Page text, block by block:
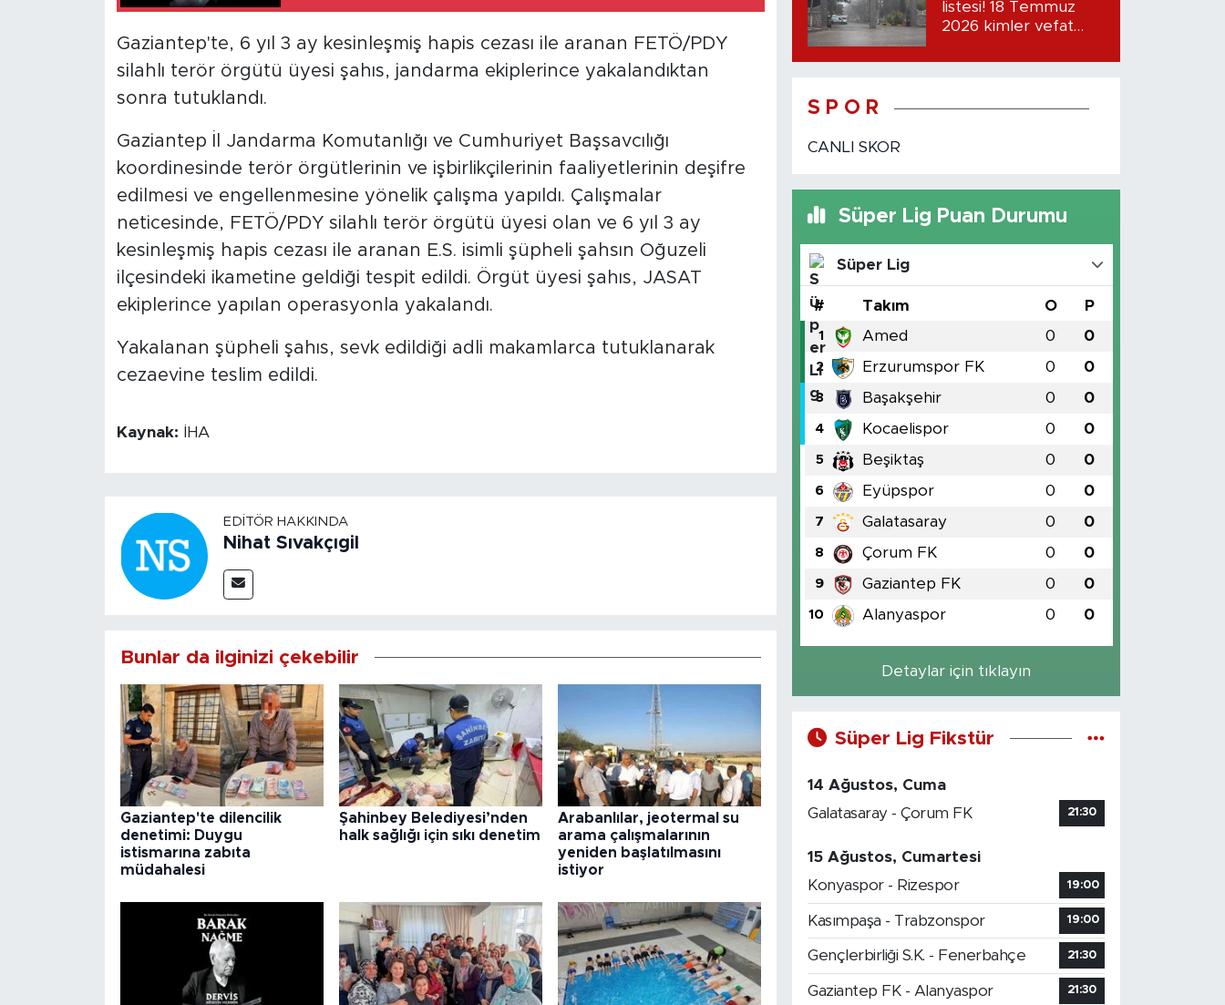
Gaziantep'te, 6 yıl 3 ay kesinleşmiş hapis cezası ile aranan FETÖ/PDY
silahlı terör örgütü üyesi şahıs, jandarma ekiplerince yakalandıktan
sonra tutuklandı.
Gaziantep İl Jandarma Komutanlığı ve Cumhuriyet Başsavcılığı
koordinesinde terör örgütlerinin ve işbirlikçilerinin faaliyetlerinin deşifre
edilmesi ve engellenmesine yönelik çalışma yapıldı. Çalışmalar
neticesinde, FETÖ/PDY silahlı terör örgütü üyesi olan ve 6 yıl 3 ay
kesinleşmiş hapis cezası ile aranan E.S. isimli şüpheli şahsın Oğuzeli
ilçesindeki ikametine geldiği tespit edildi. Örgüt üyesi şahıs, JASAT
ekiplerince yapılan operasyonla yakalandı.
Yakalanan şüpheli şahıs, sevk edildiği adli makamlarca tutuklanarak
cezaevine teslim edildi.
Kaynak: İHA
EDITÖR HAKKINDA
Nihat Sıvakçıgil
Bunlar da ilginizi çekebilir
Gaziantep'te dilencilik
denetimi: Duygu
istismarına zabıta
müdahalesi
Şahinbey Belediyesi’nden
halk sağlığı için sıkı denetim
Arabanlılar, jeotermal su
arama çalışmalarının
yeniden başlatılmasını
istiyor
listesi! 18 Temmuz
2026 kimler vefat
S P O R
CANLI SKOR
Süper Lig Puan Durumu
Süper Lig
# Takım O P
1 Amed 0 0
2 Erzurumspor FK 0 0
3 Başakşehir 0 0
4 Kocaelispor 0 0
5 Beşiktaş 0 0
6 Eyüpspor 0 0
7 Galatasaray 0 0
8 Çorum FK 0 0
9 Gaziantep FK 0 0
10 Alanyaspor 0 0
Detaylar için tıklayın
Süper Lig Fikstür
14 Ağustos, Cuma
Galatasaray - Çorum FK
21:30
15 Ağustos, Cumartesi
Konyaspor - Rizespor
19:00
Kasımpaşa - Trabzonspor 19:00
Gençlerbirliği S.K. - Fenerbahçe 21:30
Gaziantep FK - Alanyaspor 21:30